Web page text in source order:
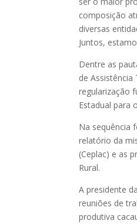
composição
diversas
Juntos,
Dentre as
de
regularização
Estadual para
Na sequência
relatório da
(Ceplac) e as
Rural.
A presidente
reuniões de
produtiva